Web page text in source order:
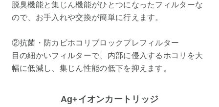
脱臭機能と集じん機能がひとつになったフィルターな
ので、お手入れや交換が簡単に行えます。
②抗菌・防カビホコリブロックプレフィルター
目の細かいフィルターで、内部に侵入するホコリを大
幅に低減し、集じん性能の低下を抑えます。
Ag+イオンカートリッジ